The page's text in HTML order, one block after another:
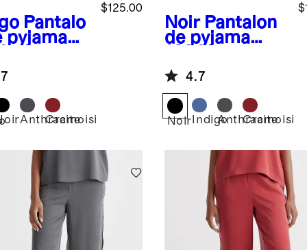
Pantalo
pyjama
$125.00
Anthracite
Cramoisi
Noir Pantalon
de pyjama
lavable
4.7
Noir IndigoAnthracite
Cramoisi